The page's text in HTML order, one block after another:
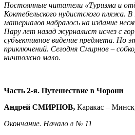
Постоянные читатели «Туризма и
Коктебельского нудистского пляжа.
материалов набралось на издание
Пару лет назад журналист исчез с
субъективное видение предмета. Но
приключений. Сегодня Смирнов –
ничтожно мало.
Часть 2-я. Путешествие в Чорони
Андрей СМИРНОВ, Каракас –
Окончание. Начало в № 11